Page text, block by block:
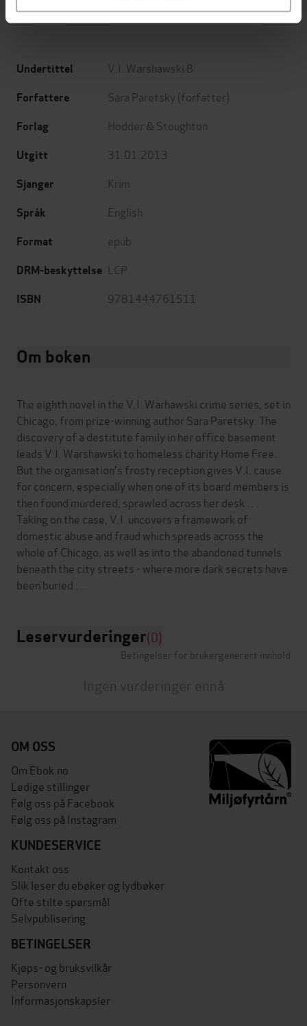
Undertittel V.I. Warshawski 8
Forfattere Sara Paretsky (forfatter)
Forlag Hodder & Stoughton
Utgitt 31.01.2013
Sjanger Krim
Språk English
Format epub
DRM-beskyttelse LCP
ISBN 9781444761511
Om boken
The eighth novel in the V.I. Warhawski crime series, set in
Chicago, from prize-winning author Sara Paretsky. The
discovery of a destitute family in her office basement
leads V.I. Warshawski to homeless charity Home Free.
But the organisation's frosty reception gives V.I. cause
for concern, especially when one of its board members is
then found murdered, sprawled across her desk . . .
Taking on the case, V.I. uncovers a framework of
domestic abuse and fraud which spreads across the
whole of Chicago, as well as into the abandoned tunnels
beneath the city streets - where more dark secrets have
Leservurderinger(0)
Betingelser for brukergenerert innhold
Ingen vurderinger ennå
OM OSS
Om Ebok.no
Ledige stillinger
Følg oss på Facebook
Følg oss på Instagram
KUNDESERVICE
Kontakt oss
Slik leser du ebøker og lydbøker
Ofte stilte spørsmål
Selvpublisering
BETINGELSER
Kjøps- og bruksvilkår
Personvern
Informasjonskapsler